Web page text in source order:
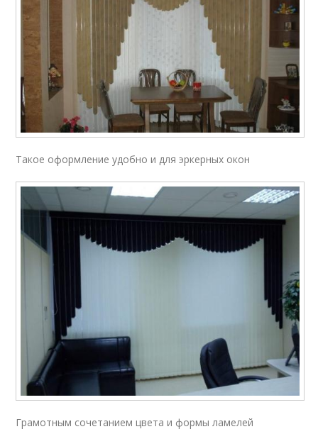
Такое оформление удобно и для эркерных окон
Грамотным сочетанием цвета и формы ламелей